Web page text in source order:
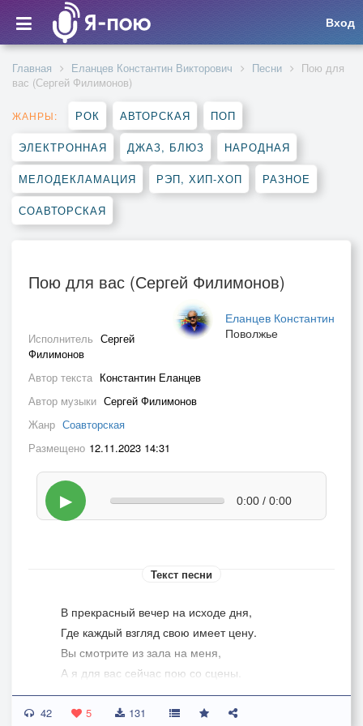
Вход
Главная Еланцев Константин Викторович Песни
Пою для
вас (Сергей Филимонов)
ЖАНРЫ: РОК АВТОРСКАЯ ПОП
ЭЛЕКТРОННАЯ ДЖАЗ, БЛЮЗ НАРОДНАЯ
МЕЛОДЕКЛАМАЦИЯ РЭП, ХИП-ХОП РАЗНОЕ
СОАВТОРСКАЯ
Пою для вас (Сергей Филимонов)
Еланцев Константин
Поволжье
Исполнитель Сергей
Филимонов
Автор текста Константин Еланцев
Автор музыки Сергей Филимонов
Жанр Соавторская
Размещено 12.11.2023 14:31
▶ 0:00 / 0:00
Текст песни
В прекрасный вечер на исходе дня,
Где каждый взгляд свою имеет цену.
Вы смотрите из зала на меня,
А я для вас сейчас пою со сцены.
Мы всё-таки бокал поднимем вновь,
42 5 131